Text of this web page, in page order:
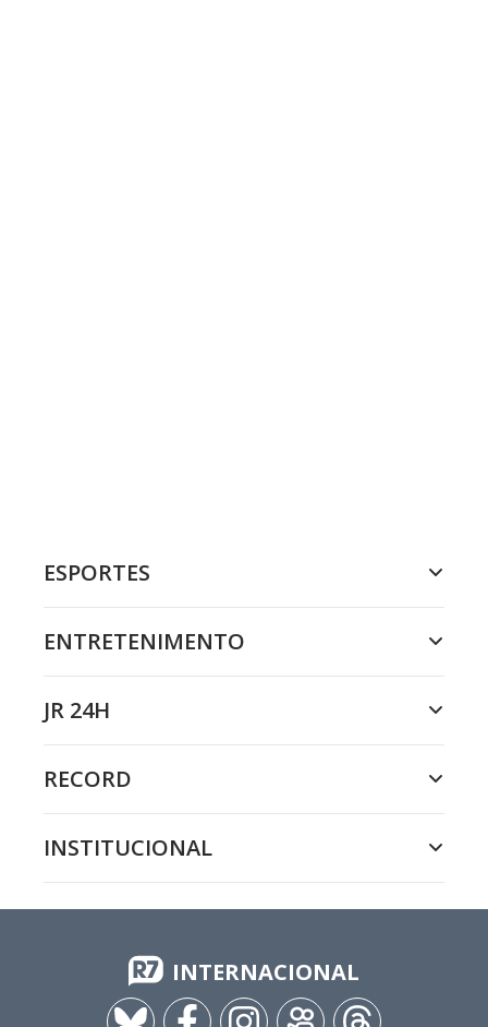
ESPORTES
ENTRETENIMENTO
JR 24H
RECORD
INSTITUCIONAL
INTERNACIONAL